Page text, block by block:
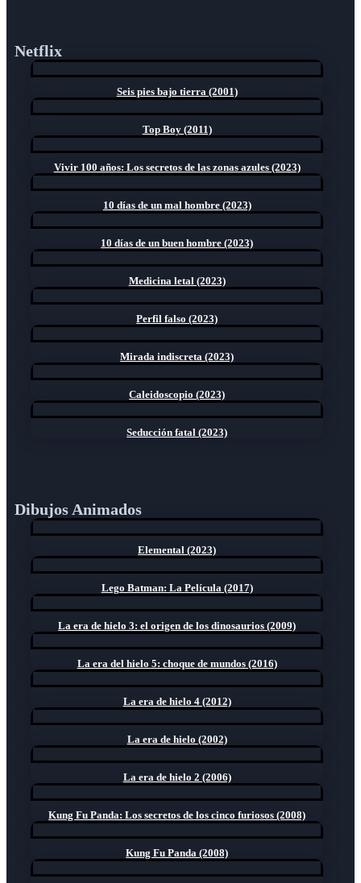
Netflix
Seis pies bajo tierra (2001)
Top Boy (2011)
Vivir 100 años: Los secretos de las zonas azules (2023)
10 días de un mal hombre (2023)
10 días de un buen hombre (2023)
Medicina letal (2023)
Perfil falso (2023)
Mirada indiscreta (2023)
Caleidoscopio (2023)
Seducción fatal (2023)
Dibujos Animados
Elemental (2023)
Lego Batman: La Película (2017)
La era de hielo 3: el origen de los dinosaurios (2009)
La era del hielo 5: choque de mundos (2016)
La era de hielo 4 (2012)
La era de hielo (2002)
La era de hielo 2 (2006)
Kung Fu Panda: Los secretos de los cinco furiosos (2008)
Kung Fu Panda (2008)